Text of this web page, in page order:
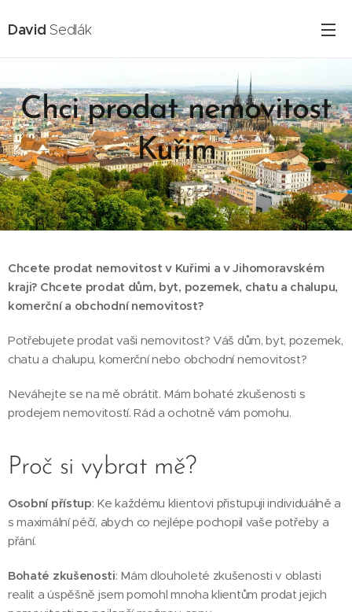
DavidSedlák
Chci prodat nemovitost
Kuřim
15.02.2025
Chcete prodat nemovitost v Kuřimi a v Jihomoravském
kraji? Chcete prodat dům, byt, pozemek, chatu a chalupu,
komerční a obchodní nemovitost?
Potřebujete prodat vaši nemovitost? Váš dům, byt, pozemek,
chatu a chalupu, komerční nebo obchodní nemovitost?
Neváhejte se na mě obrátit. Mám bohaté zkušenosti s
prodejem nemovitostí. Rád a ochotně vám pomohu.
Proč si vybrat mě?
Osobní přístup: Ke každému klientovi přistupuji individuálně a
s maximální péčí, abych co nejlépe pochopil vaše potřeby a
přání.
Bohaté zkušenosti: Mám dlouholeté zkušenosti v oblasti
realit a úspěšně jsem pomohl mnoha klientům prodat jejich